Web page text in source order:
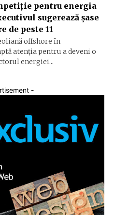
pentru energia
sugerează șase
de peste 11
offshore în
atenția pentru a deveni o
energiei...
-